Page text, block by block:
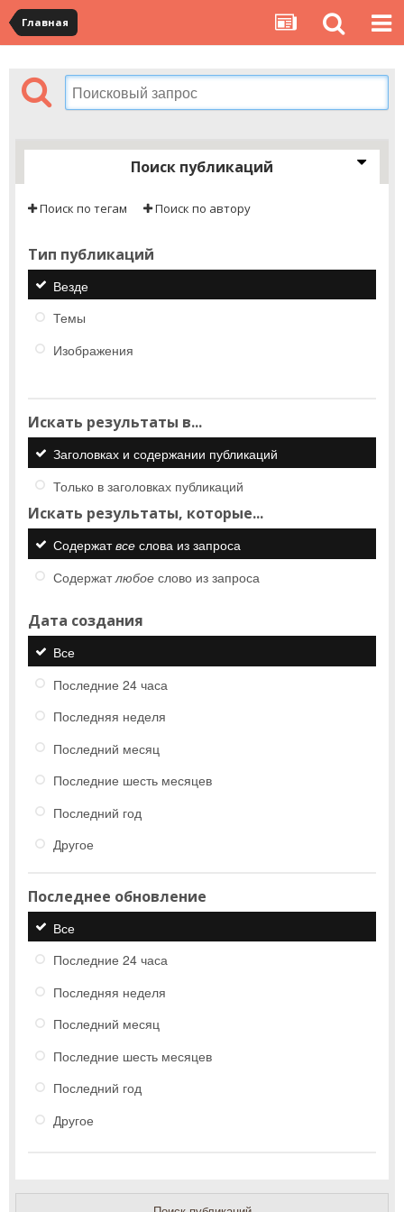
Главная
Поиск публикаций
Поиск по тегам Поиск по автору
Тип публикаций
Везде
Темы
Изображения
Искать результаты в...
Заголовках и содержании публикаций
Только в заголовках публикаций
Искать результаты, которые...
Содержатвсе слова из запроса
Содержатлюбое слово из запроса
Дата создания
Все
Последние 24 часа
Последняя неделя
Последний месяц
Последние шесть месяцев
Последний год
Другое
Последнее обновление
Все
Последние 24 часа
Последняя неделя
Последний месяц
Последние шесть месяцев
Последний год
Другое